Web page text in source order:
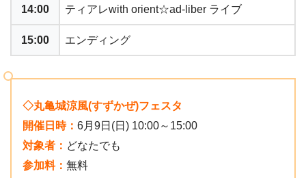
14:00 ティアレwith orient☆ad-liber ライブ
15:00 エンディング
◇丸亀城涼風(すずかぜ)フェスタ
開催日時： 6月9日(日) 10:00～15:00
対象者： どなたでも
参加料： 無料